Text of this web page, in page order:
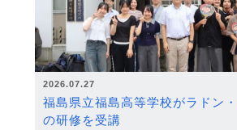
2026.07.27
福島県立福島高等学校がラドン
の研修を受講